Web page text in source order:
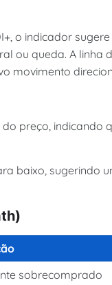
o indicador
ou queda. A linha
movimento
preço, indicando
baixo, sugerindo
sobrecomprado